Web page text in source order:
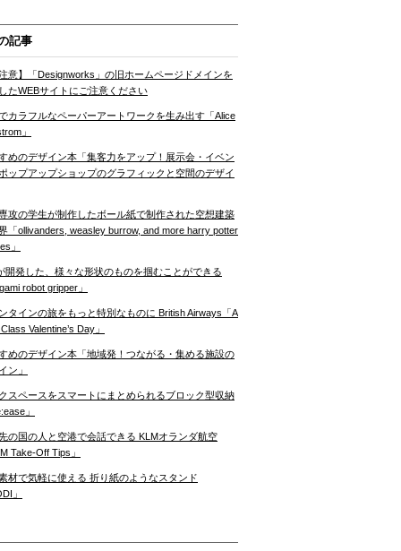
記事
意】「Designworks」の旧ホームページドメインを
たWEBサイトにご注意ください
カラフルなペーパーアートワークを生み出す「Alice
」
めのデザイン本「集客力をアップ！展示会・イベン
ップアップショップのグラフィックと空間のデザイ
攻の学生が制作したボール紙で制作された空想建築
「ollivanders, weasley burrow, and more harry potter
」
開発した、様々な形状のものを掴むことができる
robot gripper」
タインの旅をもっと特別なものに British Airways「A
Valentine’s Day」
めのデザイン本「地域発！つながる・集める施設の
ン」
スペースをスマートにまとめられるブロック型収納
」
の国の人と空港で会話できる KLMオランダ航空
Take-Off Tips」
材で気軽に使える 折り紙のようなスタンド
」